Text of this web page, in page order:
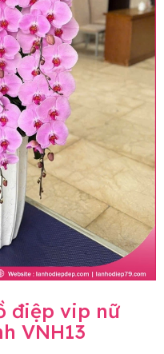
điệp vip nữ
VNH13